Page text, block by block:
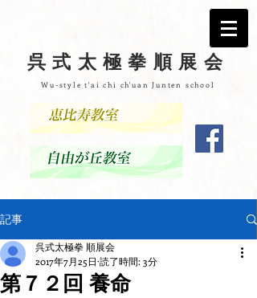
呉式太極拳順展会
Wu-style t'ai chi ch'uan Junten school
記事
第７２回 養命
呉式太極拳 順展会
2017年7月25日 読了時間: 3分